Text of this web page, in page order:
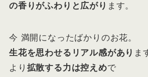
の香りがふわりと広がり ます。
今 満開になったばかりのお花。
生花を思わせるリアル感があり ま
より 拡散する力は控えめで